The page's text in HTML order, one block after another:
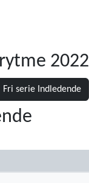
2022
Fri serie Indledende